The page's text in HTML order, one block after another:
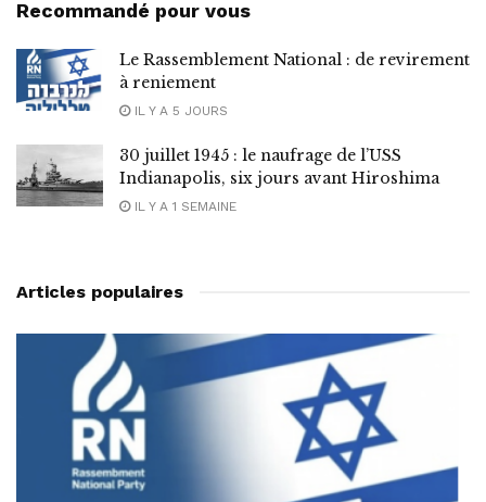
Recommandé pour vous
Le Rassemblement National : de revirement
à reniement
IL Y A 5 JOURS
30 juillet 1945 : le naufrage de l’USS
Indianapolis, six jours avant Hiroshima
IL Y A 1 SEMAINE
Articles populaires